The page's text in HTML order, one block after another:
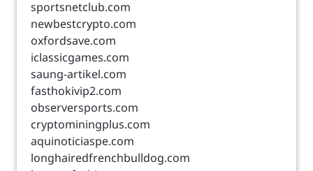
sportsnetclub.com
newbestcrypto.com
oxfordsave.com
iclassicgames.com
saung-artikel.com
fasthokivip2.com
observersports.com
cryptominingplus.com
aquinoticiaspe.com
longhairedfrenchbulldog.com